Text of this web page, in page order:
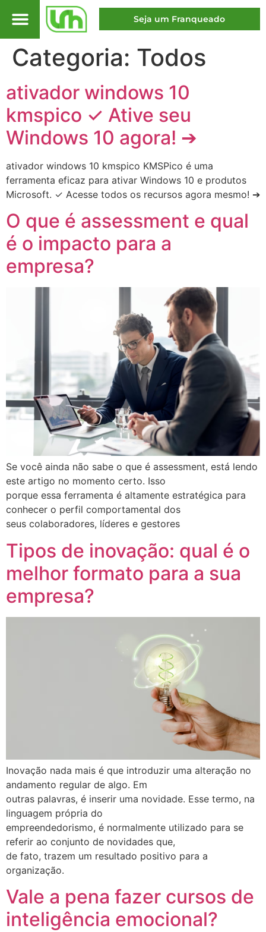
Seja um Franqueado
Categoria: Todos
ativador windows 10
kmspico ✓ Ative seu
Windows 10 agora! ➔
ativador windows 10 kmspico KMSPico é uma
ferramenta eficaz para ativar Windows 10 e produtos
Microsoft. ✓ Acesse todos os recursos agora mesmo! ➔
O que é assessment e qual
é o impacto para a
empresa?
Se você ainda não sabe o que é assessment, está lendo
este artigo no momento certo. Isso
porque essa ferramenta é altamente estratégica para
conhecer o perfil comportamental dos
seus colaboradores, líderes e gestores
Tipos de inovação: qual é o
melhor formato para a sua
empresa?
Inovação nada mais é que introduzir uma alteração no
andamento regular de algo. Em
outras palavras, é inserir uma novidade. Esse termo, na
linguagem própria do
empreendedorismo, é normalmente utilizado para se
referir ao conjunto de novidades que,
de fato, trazem um resultado positivo para a
organização.
Vale a pena fazer cursos de
inteligência emocional?